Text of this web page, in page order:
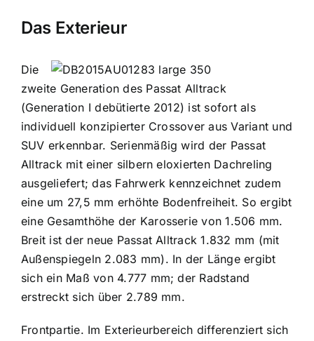
Das Exterieur
Die
zweite Generation des Passat Alltrack
(Generation I debütierte 2012) ist sofort als
individuell konzipierter Crossover aus Variant und
SUV erkennbar. Serienmäßig wird der Passat
Alltrack mit einer silbern eloxierten Dachreling
ausgeliefert; das Fahrwerk kennzeichnet zudem
eine um 27,5 mm erhöhte Bodenfreiheit. So ergibt
eine Gesamthöhe der Karosserie von 1.506 mm.
Breit ist der neue Passat Alltrack 1.832 mm (mit
Außenspiegeln 2.083 mm). In der Länge ergibt
sich ein Maß von 4.777 mm; der Radstand
erstreckt sich über 2.789 mm.
Frontpartie. Im Exterieurbereich differenziert sich